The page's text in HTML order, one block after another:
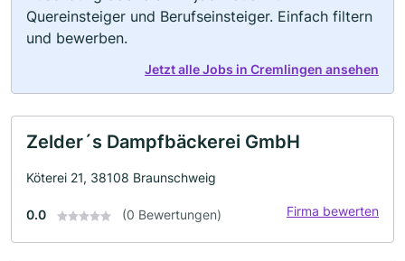
Quereinsteiger und Berufseinsteiger. Einfach filtern
und bewerben.
Jetzt alle Jobs in Cremlingen ansehen
Zelder´s Dampfbäckerei GmbH
Köterei 21, 38108 Braunschweig
0.0 (0 Bewertungen) Firma bewerten